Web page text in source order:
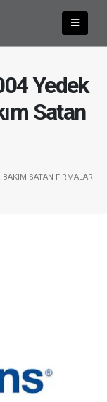
Yedek
Satan
BAKIM SATAN FIRMALAR